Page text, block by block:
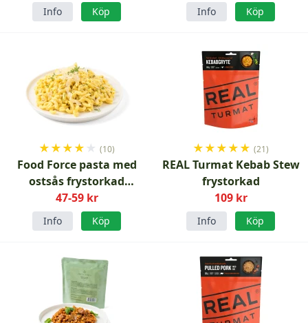
Info Köp Info Köp
★★★★ ★ (10)
Food Force pasta med
ostsås frystorkad
vegetarisk
47-59 kr
Info Köp
★★★★★ (21)
REAL Turmat Kebab Stew
frystorkad
109 kr
Info Köp